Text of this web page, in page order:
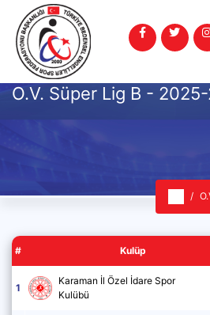
O.V. Süper Lig B -
# Kulüp
1
Karaman İl Özel İdare Spor
Kulübü